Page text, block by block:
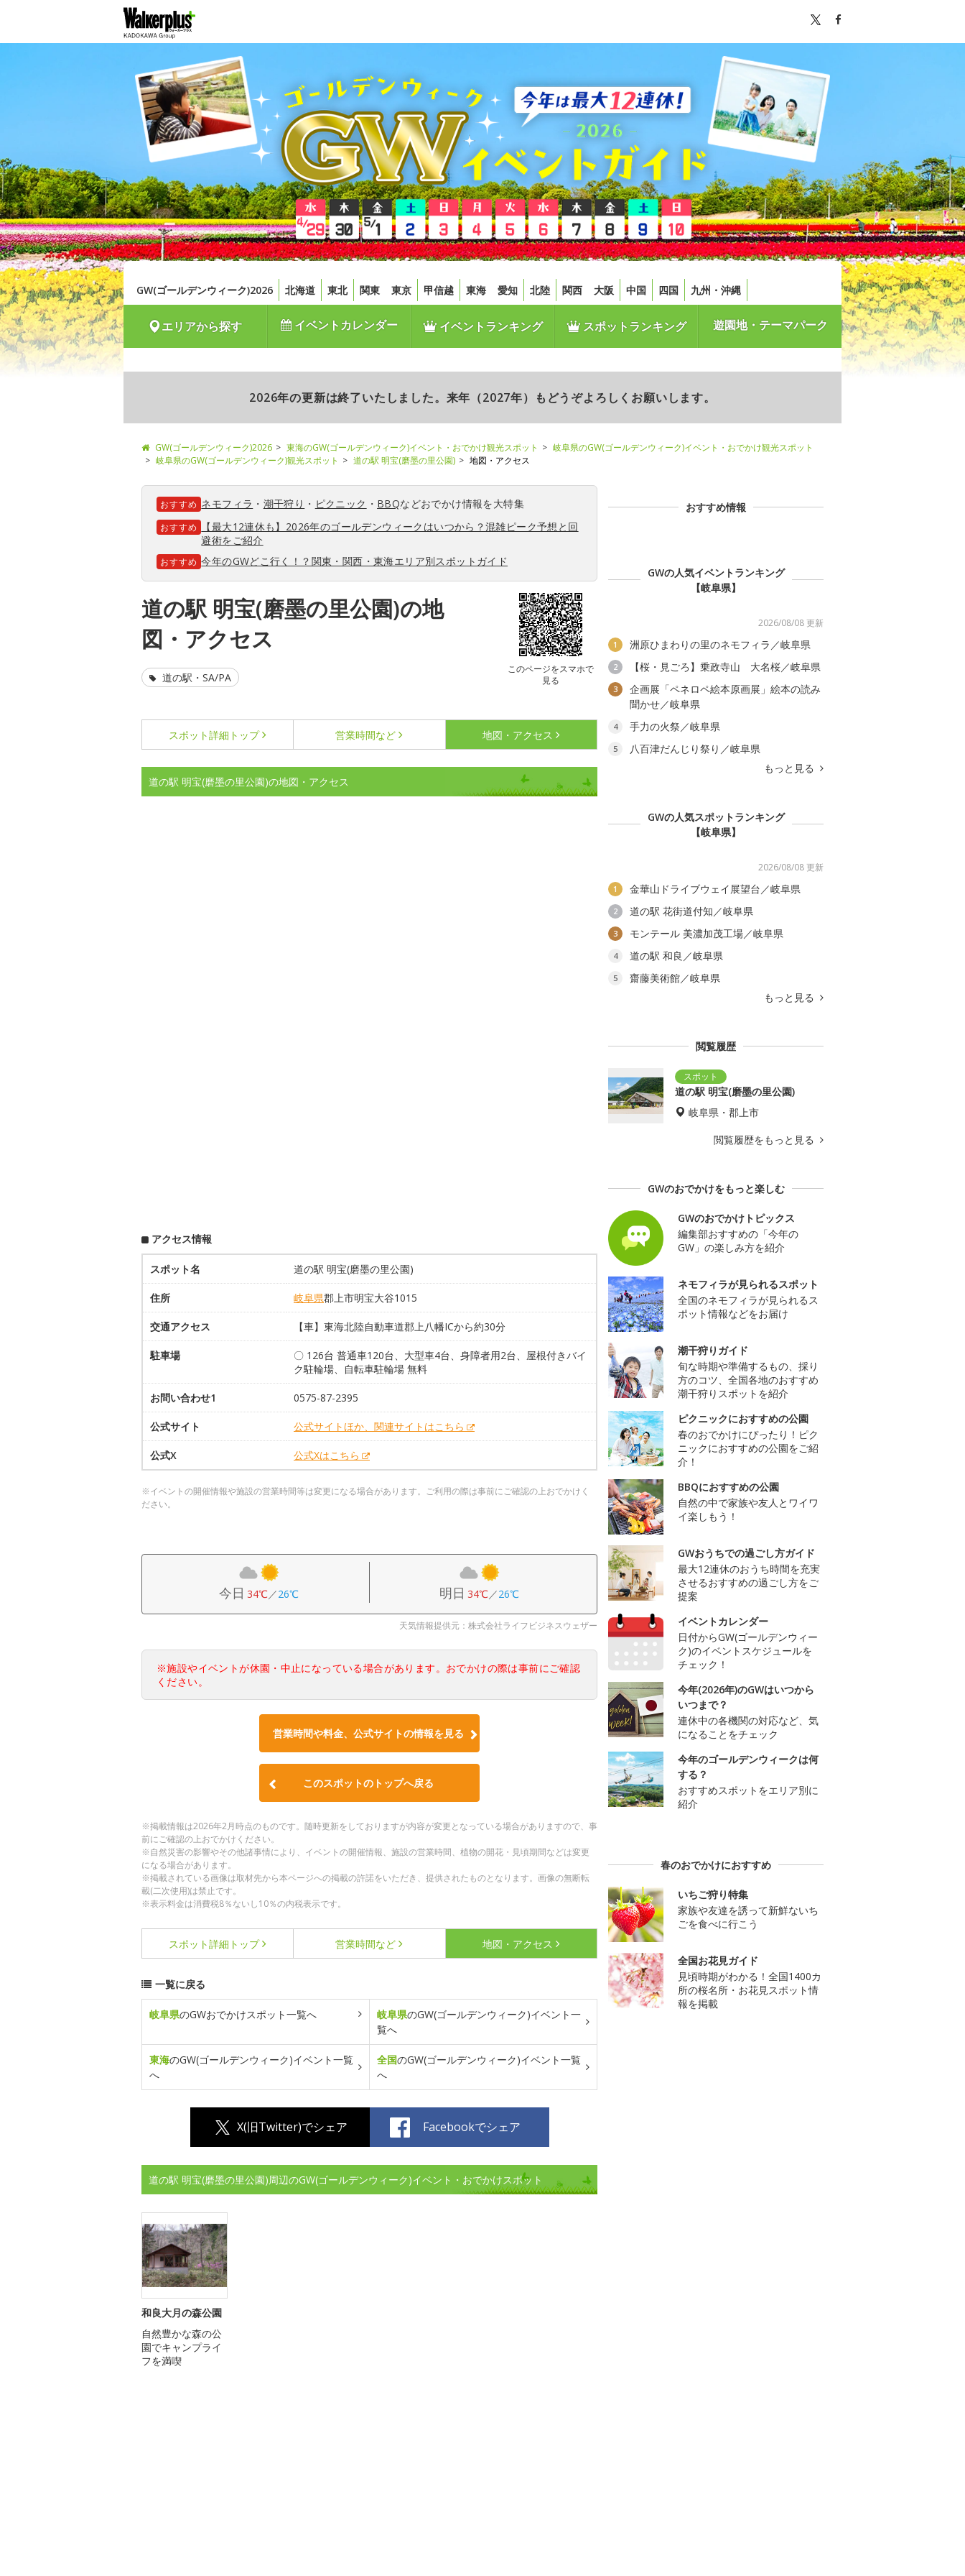
GW(ゴールデンウィーク)2026 北海道 東北 関東 東京 甲信越 東海 愛知 北陸 関西 大阪 中国 四国 九州・沖縄
エリアから探す イベントカレンダー イベントランキング スポットランキング 遊園地・テーマパーク
2026年の更新は終了いたしました。来年（2027年）もどうぞよろしくお願いします。
GW(ゴールデンウィーク)2026 東海のGW(ゴールデンウィーク)イベント・おでかけ観光スポット
岐阜県のGW(ゴールデンウィーク)イベント・おでかけ観光スポット
岐阜県のGW(ゴールデンウィーク)観光スポット
道の駅 明宝(磨墨の里公園) 地図・アクセス
おすすめ ネモフィラ ・ 潮干狩り ・ ピクニック ・ BBQなどおでかけ情報を大特集
おすすめ
【最大12連休も】2026年のゴールデンウィークはいつから？混雑ピーク予想と回
避術をご紹介
おすすめ 今年のGWどこ行く！？関東・関西・東海エリア別スポットガイド
道の駅 明宝(磨墨の里公園)の地
図・アクセス
このページをスマホで
見る
道の駅・SA/PA
スポット詳細 トップ 営業時間など 地図・アクセス
道の駅 明宝(磨墨の里公園)の地図・アクセス
アクセス情報
スポット名 道の駅 明宝(磨墨の里公園)
住所 岐阜県郡上市明宝大谷1015
交通アクセス 【車】東海北陸自動車道郡上八幡ICから約30分
駐車場
〇 126台 普通車120台、大型車4台、身障者用2台、屋根付きバイ
ク駐輪場、自転車駐輪場 無料
お問い合わせ1 0575-87-2395
公式サイト 公式サイトほか、関連サイトはこちら
公式X 公式Xはこちら
※イベントの開催情報や施設の営業時間等は変更になる場合があります。ご利用の際は事前にご確認の上おでかけく
ださい。
今日 34℃／26℃ 明日 34℃／26℃
天気情報提供元：株式会社ライフビジネスウェザー
※施設やイベントが休園・中止になっている場合があります。おでかけの際は事前にご確認
ください。
営業時間や料金、公式サイトの情報を見る
このスポットのトップへ戻る
※掲載情報は2026年2月時点のものです。随時更新をしておりますが内容が変更となっている場合がありますので、事
前にご確認の上おでかけください。
※自然災害の影響やその他諸事情により、イベントの開催情報、施設の営業時間、植物の開花・見頃期間などは変更
になる場合があります。
※掲載されている画像は取材先から本ページへの掲載の許諾をいただき、提供されたものとなります。画像の無断転
載(二次使用)は禁止です。
※表示料金は消費税8％ないし10％の内税表示です。
スポット詳細 トップ 営業時間など 地図・アクセス
一覧に戻る
岐阜県のGWおでかけスポット一覧へ 岐阜県のGW(ゴールデンウィーク)イベント一
覧へ
東海のGW(ゴールデンウィーク)イベント一覧
へ
全国のGW(ゴールデンウィーク)イベント一覧
へ
X(旧Twitter)でシェア Facebookでシェア
道の駅 明宝(磨墨の里公園)周辺のGW(ゴールデンウィーク)イベント・おでかけスポット
和良大月の森公園
自然豊かな森の公
園でキャンプライ
フを満喫
おすすめ情報
GWの人気イベントランキング
【岐阜県】
2026/08/08 更新
1 洲原ひまわりの里のネモフィラ／岐阜県
2 【桜・見ごろ】乗政寺山 大名桜／岐阜県
3
企画展「ペネロペ絵本原画展」絵本の読み
聞かせ／岐阜県
4 手力の火祭／岐阜県
5
八百津だんじり祭り／岐阜県
もっと見る
GWの人気スポットランキング
【岐阜県】
2026/08/08 更新
1 金華山ドライブウェイ展望台／岐阜県
2 道の駅 花街道付知／岐阜県
3 モンテール 美濃加茂工場／岐阜県
4 道の駅 和良／岐阜県
5
齋藤美術館／岐阜県
もっと見る
閲覧履歴
道の駅 明宝(磨墨の里公園)
岐阜県・郡上市
閲覧履歴をもっと見る
GWのおでかけをもっと楽しむ
GWのおでかけトピックス
編集部おすすめの「今年の
GW」の楽しみ方を紹介
ネモフィラが見られるスポット
全国のネモフィラが見られるス
ポット情報などをお届け
潮干狩りガイド
旬な時期や準備するもの、採り
方のコツ、全国各地のおすすめ
潮干狩りスポットを紹介
ピクニックにおすすめの公園
春のおでかけにぴったり！ピク
ニックにおすすめの公園をご紹
介！
BBQにおすすめの公園
自然の中で家族や友人とワイワ
イ楽しもう！
GWおうちでの過ごし方ガイド
最大12連休のおうち時間を充実
させるおすすめの過ごし方をご
提案
イベントカレンダー
日付からGW(ゴールデンウィー
ク)のイベントスケジュールを
チェック！
今年(2026年)のGWはいつから
いつまで？
連休中の各機関の対応など、気
になることをチェック
今年のゴールデンウィークは何
する？
おすすめスポットをエリア別に
紹介
春のおでかけにおすすめ
いちご狩り特集
家族や友達を誘って新鮮ないち
ごを食べに行こう
全国お花見ガイド
見頃時期がわかる！全国1400カ
所の桜名所・お花見スポット情
報を掲載